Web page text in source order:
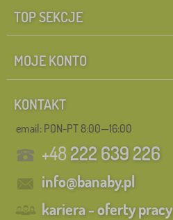
TOP SEKCJE
MOJE KONTO
KONTAKT
email: PON-PT 8:00—16:00
+48222 639 226
info@banaby.pl
kariera - oferty pracy